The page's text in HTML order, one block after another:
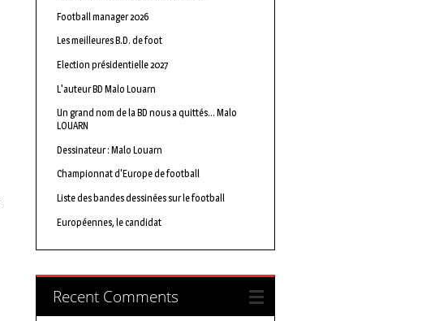
Football manager 2026
Les meilleures B.D. de foot
Election présidentielle 2027
L'auteur BD Malo Louarn
Un grand nom de la BD nous a quittés… Malo
LOUARN
Dessinateur : Malo Louarn
Championnat d'Europe de football
Liste des bandes dessinées sur le football
Européennes, le candidat
Recent Comments